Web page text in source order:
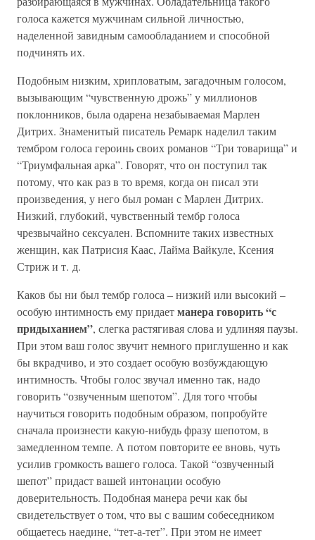
голоса кажется мужчинам сильной личностью,
наделенной завидным самообладанием и способной
подчинять их.
Подобным низким, хрипловатым, загадочным голосом,
вызывающим “чувственную дрожь” у миллионов
поклонников, была одарена незабываемая Марлен
Дитрих. Знаменитый писатель Ремарк наделил таким
тембром голоса героинь своих романов “Три товарища” и
“Триумфальная арка”. Говорят, что он поступил так
потому, что как раз в то время, когда он писал эти
произведения, у него был роман с Марлен Дитрих.
Низкий, глубокий, чувственный тембр голоса
чрезвычайно сексуален. Вспомните таких известных
женщин, как Патрисия Каас, Лайма Вайкуле, Ксения
Стриж и т. д.
Каков бы ни был тембр голоса – низкий или высокий –
особую интимность ему придаетманера говорить “с
придыханием”, слегка растягивая слова и удлиняя паузы.
При этом ваш голос звучит немного приглушенно и как
бы вкрадчиво, и это создает особую возбуждающую
интимность. Чтобы голос звучал именно так, надо
говорить “озвученным шепотом”. Для того чтобы
научиться говорить подобным образом, попробуйте
сначала произнести какую-нибудь фразу шепотом, в
замедленном темпе. А потом повторите ее вновь, чуть
усилив громкость вашего голоса. Такой “озвученный
шепот” придаст вашей интонации особую
доверительность. Подобная манера речи как бы
свидетельствует о том, что вы с вашим собеседником
общаетесь наедине, “тет-а-тет”. При этом не имеет